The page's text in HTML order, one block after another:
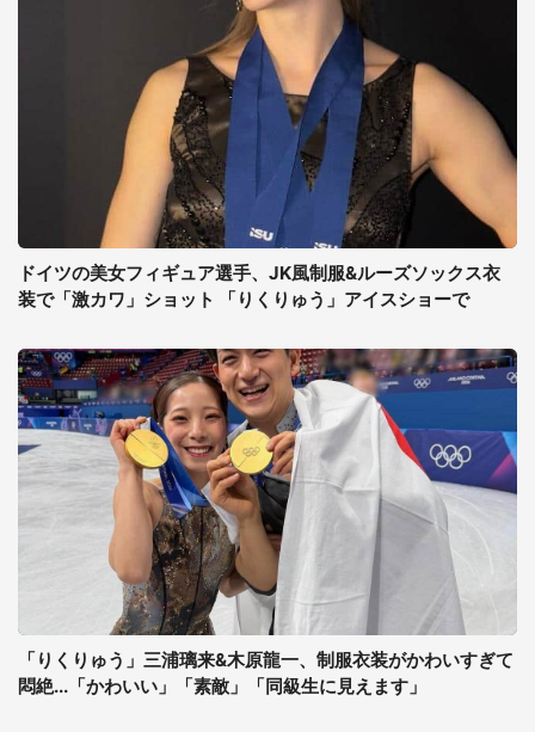
ドイツの美女フィギュア選手、JK風制服&ルーズソックス衣
装で「激カワ」ショット 「りくりゅう」アイスショーで
「りくりゅう」三浦璃来&木原龍一、制服衣装がかわいすぎて
悶絶...「かわいい」「素敵」「同級生に見えます」